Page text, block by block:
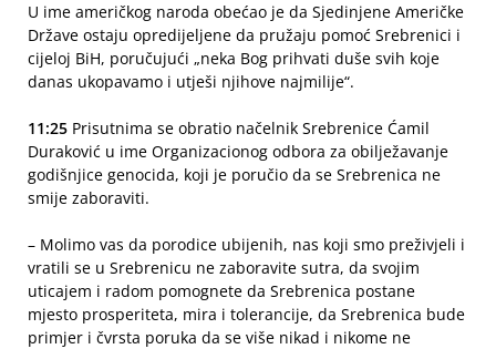
U ime američkog naroda obećao je da Sjedinjene Američke
Države ostaju opredijeljene da pružaju pomoć Srebrenici i
cijeloj BiH, poručujući „neka Bog prihvati duše svih koje
danas ukopavamo i utješi njihove najmilije“.
11:25 Prisutnima se obratio načelnik Srebrenice Ćamil
Duraković u ime Organizacionog odbora za obilježavanje
godišnjice genocida, koji je poručio da se Srebrenica ne
smije zaboraviti.
– Molimo vas da porodice ubijenih, nas koji smo preživjeli i
vratili se u Srebrenicu ne zaboravite sutra, da svojim
uticajem i radom pomognete da Srebrenica postane
mjesto prosperiteta, mira i tolerancije, da Srebrenica bude
primjer i čvrsta poruka da se više nikad i nikome ne